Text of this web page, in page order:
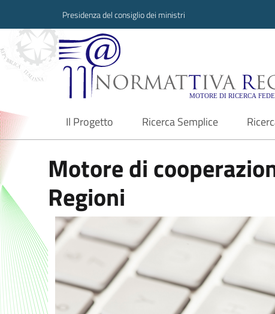
Presidenza del consiglio dei ministri
Normattiva
Il Progetto
current Ricerca Semplice
Motore di
Regioni